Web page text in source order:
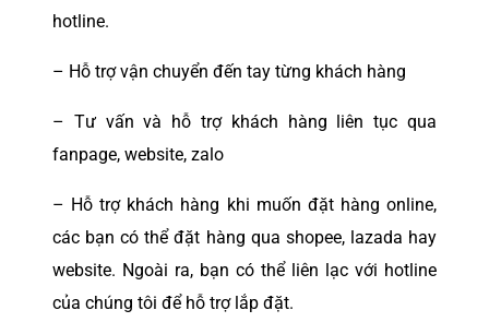
hotline.
– Hỗ trợ vận chuyển đến tay từng khách hàng
– Tư vấn và hỗ trợ khách hàng liên tục qua
fanpage, website, zalo
– Hỗ trợ khách hàng khi muốn đặt hàng online,
các bạn có thể đặt hàng qua shopee, lazada hay
website. Ngoài ra, bạn có thể liên lạc với hotline
của chúng tôi để hỗ trợ lắp đặt.